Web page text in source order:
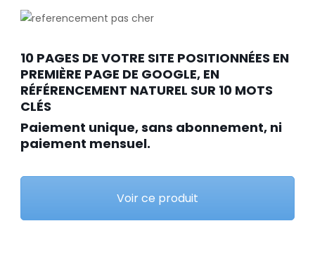
10 PAGES DE VOTRE SITE POSITIONNÉES EN
PREMIÈRE PAGE DE GOOGLE, EN
RÉFÉRENCEMENT NATUREL SUR 10 MOTS
CLÉS
Paiement unique, sans abonnement, ni
paiement mensuel.
Voir ce produit